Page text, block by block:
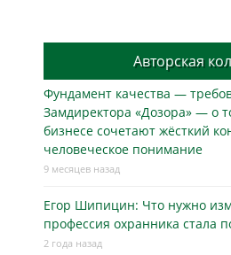
Авторская
Фундамент качества —
Замдиректора «Дозора» — о
бизнесe сочетают жёсткий
человеческое понимание
9 месяцев назад
Егор Шипицин: Что нужно
профессия охранника стала
2 года назад